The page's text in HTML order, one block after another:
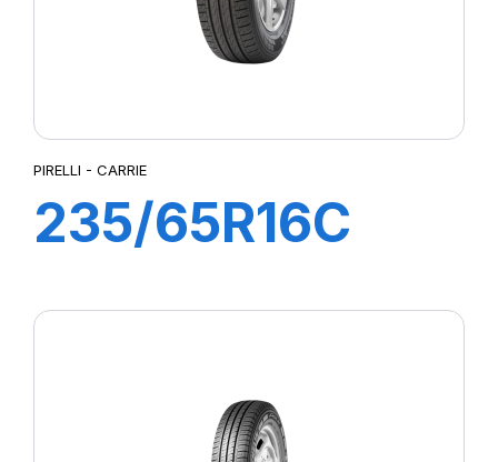
PIRELLI - CARRIE
235/65R16C